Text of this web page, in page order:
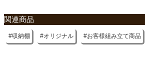
関連商品
収納棚 オリジナル お客様組み立て商品